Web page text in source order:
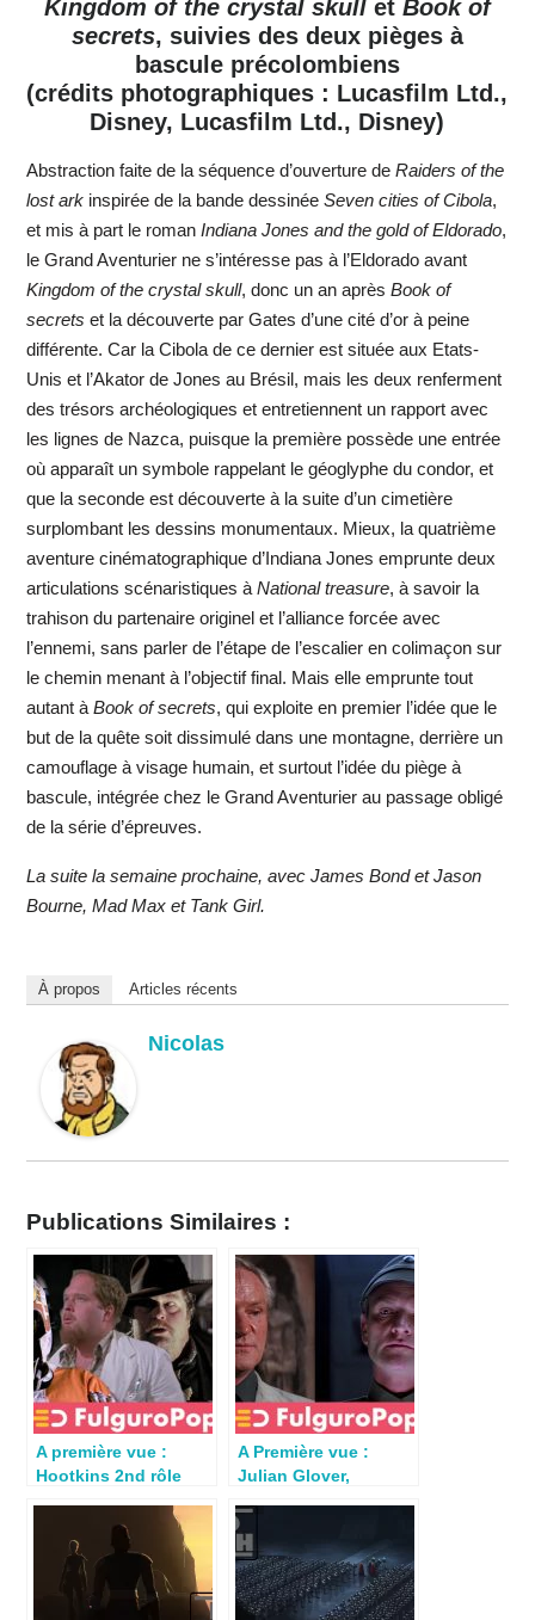
Kingdom of the crystal skullet Book of
secrets, suivies des deux pièges à
bascule précolombiens
(crédits photographiques : Lucasfilm Ltd.,
Disney, Lucasfilm Ltd., Disney)
Abstraction faite de la séquence d’ouverture de Raiders of the
lost arkinspirée de la bande dessinée Seven cities of Cibola,
et mis à part le roman Indiana Jones and the gold of Eldorado,
le Grand Aventurier ne s’intéresse pas à l’Eldorado avant
Kingdom of the crystal skull, donc un an après Book of
secrets et la découverte par Gates d’une cité d’or à peine
différente. Car la Cibola de ce dernier est située aux Etats-
Unis et l’Akator de Jones au Brésil, mais les deux renferment
des trésors archéologiques et entretiennent un rapport avec
les lignes de Nazca, puisque la première possède une entrée
où apparaît un symbole rappelant le géoglyphe du condor, et
que la seconde est découverte à la suite d’un cimetière
surplombant les dessins monumentaux. Mieux, la quatrième
aventure cinématographique d’Indiana Jones emprunte deux
articulations scénaristiques à National treasure, à savoir la
trahison du partenaire originel et l’alliance forcée avec
l’ennemi, sans parler de l’étape de l’escalier en colimaçon sur
le chemin menant à l’objectif final. Mais elle emprunte tout
autant à Book of secrets, qui exploite en premier l’idée que le
but de la quête soit dissimulé dans une montagne, derrière un
camouflage à visage humain, et surtout l’idée du piège à
bascule, intégrée chez le Grand Aventurier au passage obligé
de la série d’épreuves.
La suite la semaine prochaine, avec James Bond et Jason
Bourne, Mad Max et Tank Girl.
À propos Articles récents
Nicolas
Publications Similaires :
A première vue :
Hootkins 2nd rôle
A Première vue :
Julian Glover,
Lucasfilm